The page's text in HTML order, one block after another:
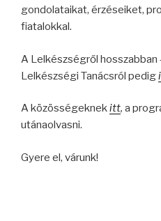
gondolataikat, érzéseiket,
fiatalokkal.
A Lelkészségről hosszabban
Lelkészségi Tanácsról pedig
A közösségeknekitt, a
utánaolvasni.
Gyere el, várunk!